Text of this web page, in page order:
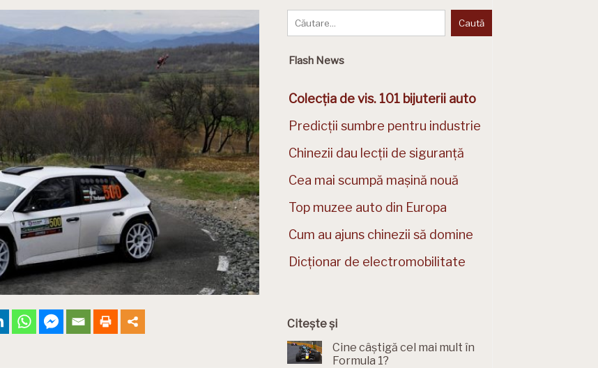
Flash News
Colecția de vis. 101 bijuterii auto
Predicții sumbre pentru industrie
Chinezii dau lecții de siguranță
Cea mai scumpă mașină nouă
Top muzee auto din Europa
Cum au ajuns chinezii să domine
Dicționar de electromobilitate
Citește și
Cine câștigă cel mai mult în
Formula 1?